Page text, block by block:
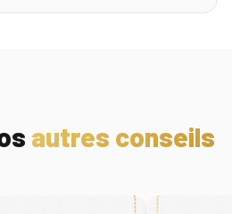
autres conseils